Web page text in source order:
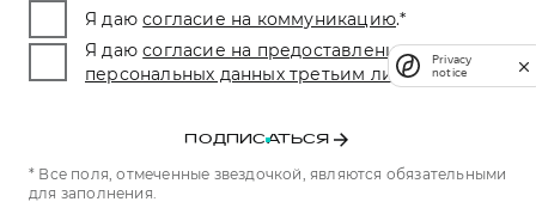
Я даю согласие на коммуникацию.*
Я даю согласие на предоставление
персональных данных третьим лицам.*
ПОДПИСАТЬСЯ
* Все поля, отмеченные звездочкой, являются обязательными
для заполнения.
Privacy
notice